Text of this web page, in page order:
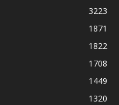
3223
1871
1822
1708
1449
1320